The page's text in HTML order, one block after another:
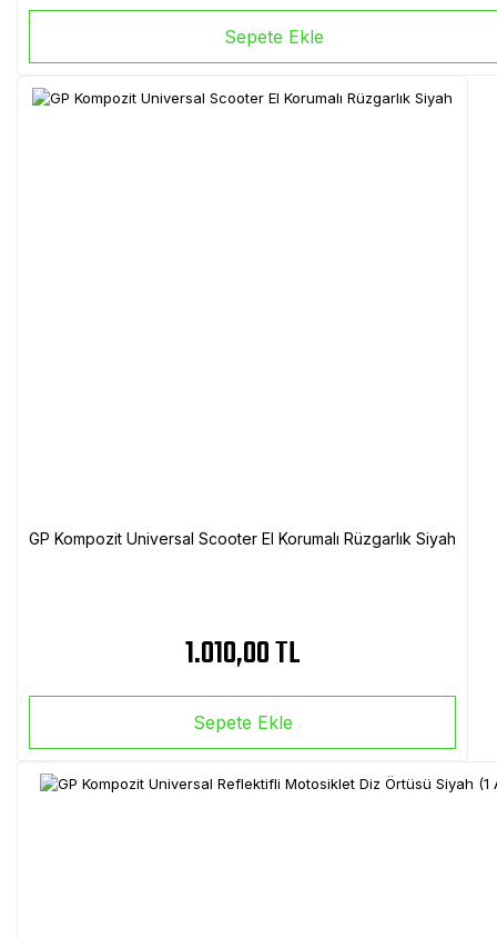
Sepete Ekle
GP Kompozit Universal Scooter El Korumalı Rüzgarlık Siyah
1.010,00 TL
Sepete Ekle